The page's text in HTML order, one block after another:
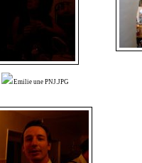
Emilie une PNJ.JPG